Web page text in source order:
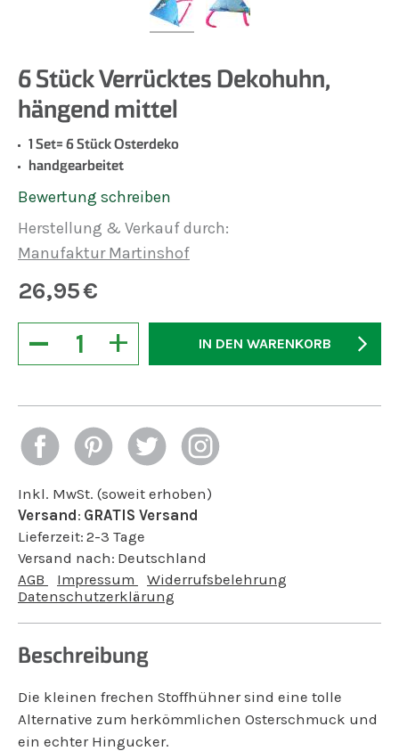
6 Stück Verrücktes Dekohuhn,
hängend mittel
1 Set= 6 Stück Osterdeko
handgearbeitet
Bewertung schreiben
Herstellung & Verkauf durch:
Manufaktur Martinshof
26,95€
+
− IN DEN WARENKORB
Inkl. MwSt. (soweit erhoben)
Versand: GRATIS Versand
Lieferzeit: 2-3 Tage
Versand nach: Deutschland
AGB
Impressum
Widerrufsbelehrung
Datenschutzerklärung
Beschreibung
Die kleinen frechen Stoffhühner sind eine tolle
Alternative zum herkömmlichen Osterschmuck und
ein echter Hingucker.